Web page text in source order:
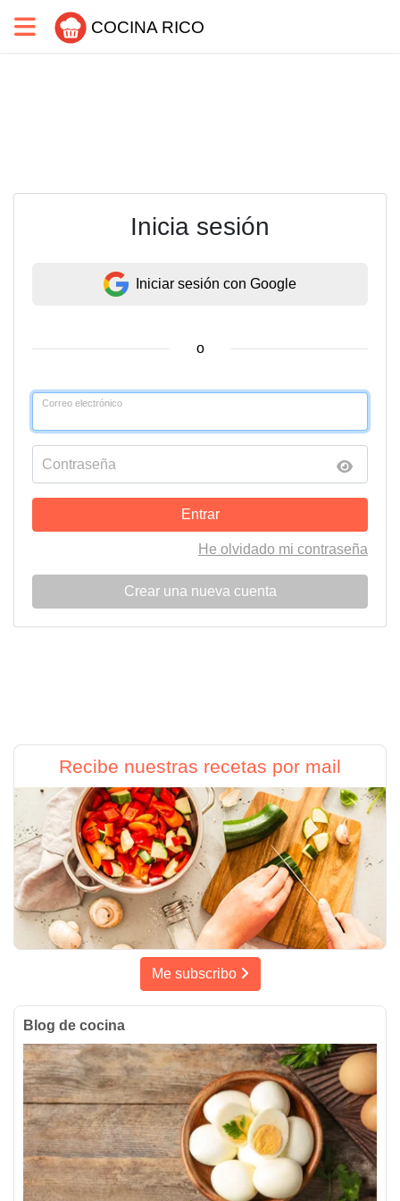
COCINA RICO
Inicia sesión
Iniciar sesión con Google
o
Correo electrónico
Contraseña
Entrar
He olvidado mi contraseña
Crear una nueva cuenta
Recibe nuestras recetas por mail
Me subscribo
Blog de cocina